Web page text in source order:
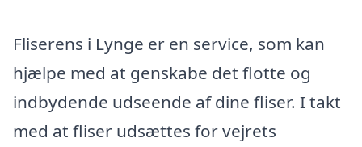
Fliserens i Lynge er en service, som kan
hjælpe med at genskabe det flotte og
indbydende udseende af dine fliser. I takt
med at fliser udsættes for vejrets